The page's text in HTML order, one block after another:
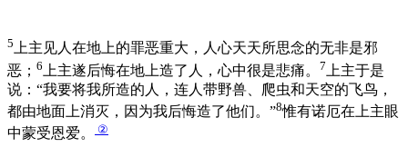
5上主见人在地上的罪恶重大，人心天天所思念的无非是邪
恶； 6 上主遂后悔在地上造了人，心中很是悲痛。 7 上主于是
说：“我要将我所造的人，连人带野兽、爬虫和天空的飞鸟，
都由地面上消灭，因为我后悔造了他们。”8惟有诺厄在上主眼
中蒙受恩爱。
②